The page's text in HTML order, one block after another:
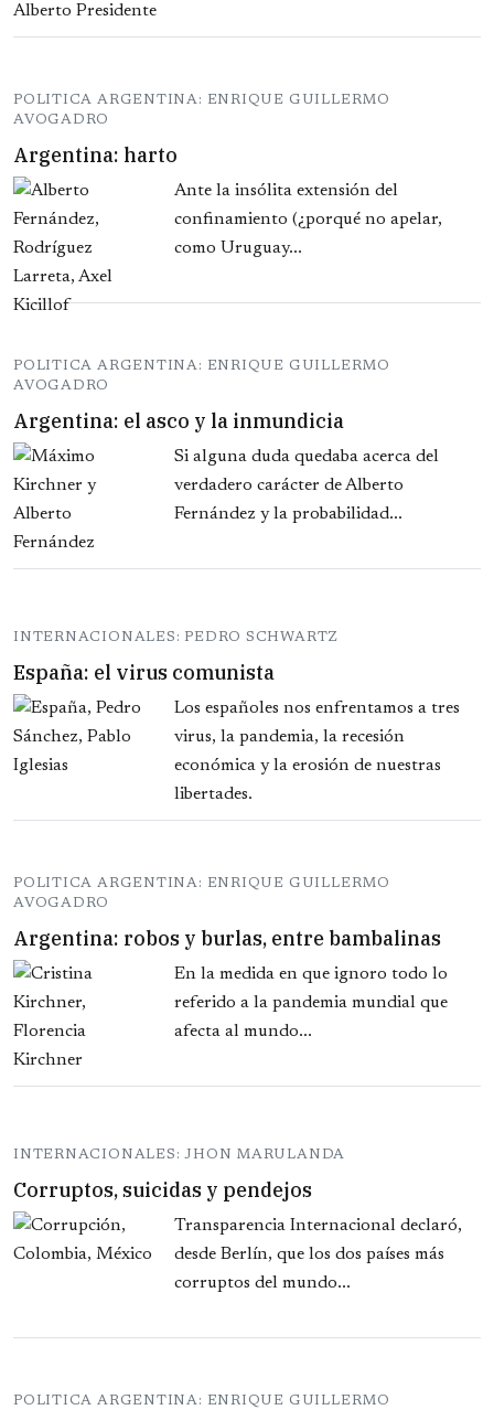
POLITICA ARGENTINA: ENRIQUE GUILLERMO
AVOGADRO
Argentina: harto
Ante la insólita extensión del
confinamiento (¿porqué no apelar,
como Uruguay...
POLITICA ARGENTINA: ENRIQUE GUILLERMO
AVOGADRO
Argentina: el asco y la inmundicia
Si alguna duda quedaba acerca del
verdadero carácter de Alberto
Fernández y la probabilidad...
INTERNACIONALES: PEDRO SCHWARTZ
España: el virus comunista
Los españoles nos enfrentamos a tres
virus, la pandemia, la recesión
económica y la erosión de nuestras
libertades.
POLITICA ARGENTINA: ENRIQUE GUILLERMO
AVOGADRO
Argentina: robos y burlas, entre bambalinas
En la medida en que ignoro todo lo
referido a la pandemia mundial que
afecta al mundo...
INTERNACIONALES: JHON MARULANDA
Corruptos, suicidas y pendejos
Transparencia Internacional declaró,
desde Berlín, que los dos países más
corruptos del mundo...
POLITICA ARGENTINA: ENRIQUE GUILLERMO